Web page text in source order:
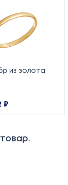
из золота
₽